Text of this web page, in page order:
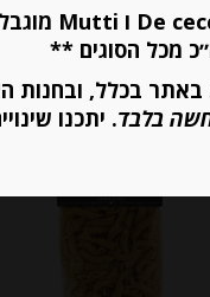
הוספה לסל
מכל הסוגים **
באתר בכלל, ובחנות
בלבד. יתכנו